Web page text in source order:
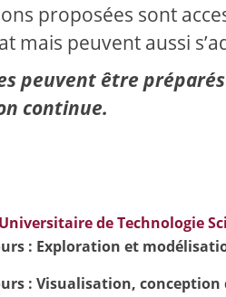
proposées sont
mais peuvent aussi
peuvent être
continue.
de Technologie
: Exploration et
: Visualisation, conception